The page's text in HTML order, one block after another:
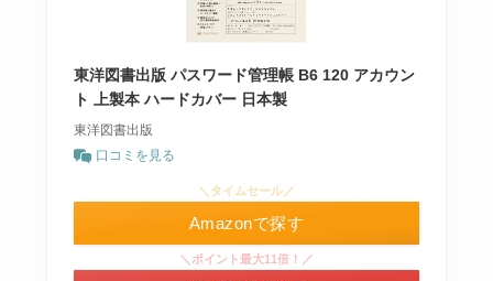
東洋図書出版 パスワード管理帳 B6 120 アカウン
ト 上製本 ハードカバー 日本製
東洋図書出版
口コミを見る
＼タイムセール／
Amazonで探す
＼ポイント最大11倍！／